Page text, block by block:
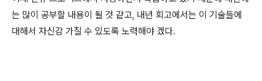
는 많이 공부할 내용이 될 것 같고, 내년 회고에서는 이 기술들에
대해서 자신감 가질 수 있도록 노력해야 겠다.